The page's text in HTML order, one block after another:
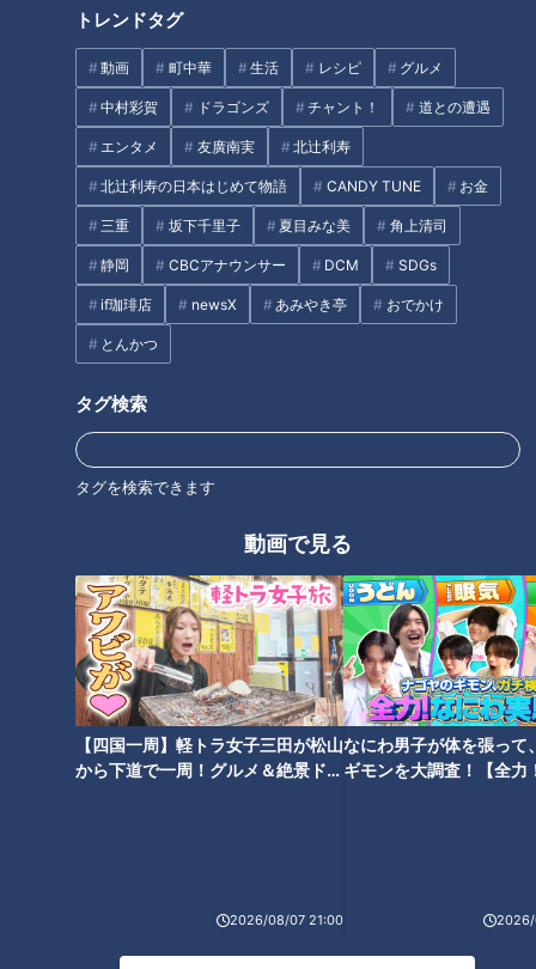
トレンドタグ
動画 町中華 生活 レシピ グルメ
中村彩賀 ドラゴンズ チャント！ 道との遭遇
エンタメ 友廣南実 北辻利寿
北辻利寿の日本はじめて物語 CANDY TUNE お金
三重 坂下千里子 夏目みな美 角上清司
静岡 CBCアナウンサー DCM SDGs
if珈琲店 newsX あみやき亭 おでかけ
とんかつ
タグ検索
タグを検索できます
動画で見る
【四国一周】軽トラ女子三田が松山
から下道で一周！グルメ＆絶景ドラ
2026/08/07 21:00
なにわ男子が体を張って
ギモンを大調査！【全力
2026/
グルメ
花咲かタイムズ
番組紹介
花咲かタイムズ
「花咲かタイムズ」動画
話に花咲く「なるほど」情報満載！週末が楽しくなる土曜日朝の生
ワイド番組！
最新話の見逃し配信はこちら
オススメ関連コンテンツ
桜と紅葉がコラボ！気象予報士
赤く染まる北極！？限定公開中